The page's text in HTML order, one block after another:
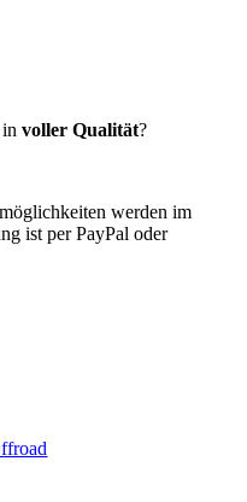
voller Qualität?
werden im
ist per PayPal oder